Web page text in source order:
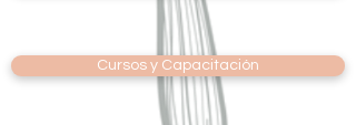
Cursos y Capacitación